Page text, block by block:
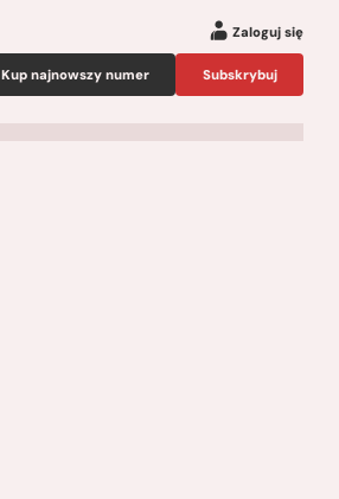
Zaloguj się
Kup najnowszy numer Subskrybuj